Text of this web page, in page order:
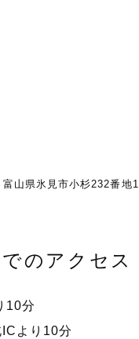
県氷見市小杉232番地1
のアクセス
10分
より10分